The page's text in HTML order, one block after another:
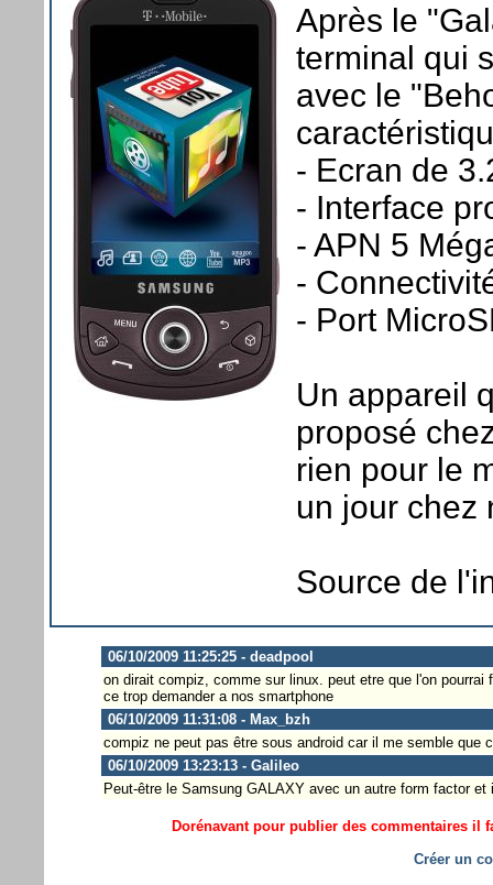
Après le
terminal qui
avec le
- Ecran de
- Interface
- APN 5
-
- Port
Un appareil
proposé
rien pour le
un jour chez
Source de
06/10/2009 11:25:25 - deadpool
on dirait compiz, comme sur linux. peut etre que l'on
ce trop demander a nos smartphone
06/10/2009 11:31:08 - Max_bzh
compiz ne peut pas être sous android car il me semble que
06/10/2009 13:23:13 - Galileo
Peut-être le Samsung GALAXY avec un autre form factor et
Dorénavant pour publier des commentaires il
Créer un